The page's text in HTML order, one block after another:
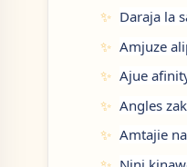
Daraja la
Amjuze
Ajue
Angles
Amtajie